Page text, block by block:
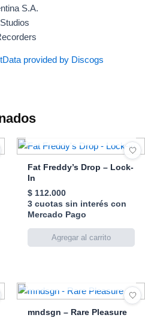
S.A.
Data provided by Discogs
Fat Freddy’s Drop – Lock-
In
$112.000
3 cuotas sin interés con
Mercado Pago
mndsgn – Rare Pleasure